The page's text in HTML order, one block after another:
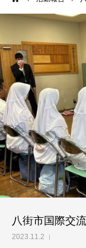
八街市国際交
2023.11.2